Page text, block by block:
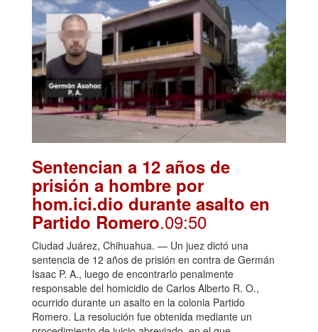
Sentencian a 12 años de
prisión a hombre por
hom.ici.dio durante asalto en
Partido Romero.09:50
Ciudad Juárez, Chihuahua. — Un juez dictó una
sentencia de 12 años de prisión en contra de Germán
Isaac P. A., luego de encontrarlo penalmente
responsable del homicidio de Carlos Alberto R. O.,
ocurrido durante un asalto en la colonia Partido
Romero. La resolución fue obtenida mediante un